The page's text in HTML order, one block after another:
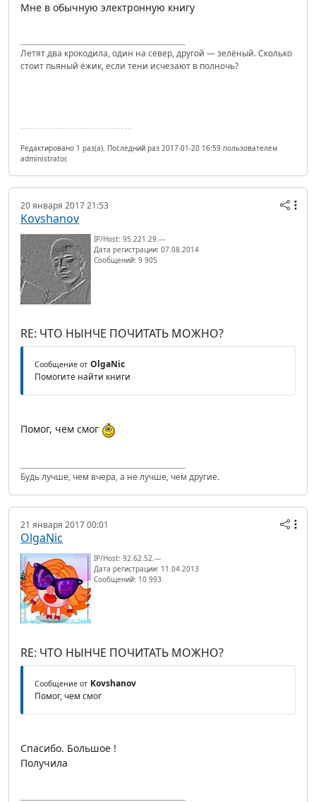
Мне в обычную электронную книгу
Летят два крокодила, один на север, другой — зелёный. Сколько
стоит пьяный ёжик, если тени исчезают в полночь?
Редактировано 1 раз(а). Последний раз 2017-01-20 16:59 пользователем
administrator.
20 января 2017 21:53
Kovshanov
IP/Host: 95.221.29.---
Дата регистрации: 07.08.2014
Сообщений: 9 905
RE: ЧТО НЫНЧЕ ПОЧИТАТЬ МОЖНО?
Сообщение от OlgaNic
Помогите найти книги
Помог, чем смог
Будь лучше, чем вчера, а не лучше, чем другие.
21 января 2017 00:01
OlgaNic
IP/Host: 92.62.52.---
Дата регистрации: 11.04.2013
Сообщений: 10 993
RE: ЧТО НЫНЧЕ ПОЧИТАТЬ МОЖНО?
Сообщение от Kovshanov
Помог, чем смог
Спасибо. Большое !
Получила